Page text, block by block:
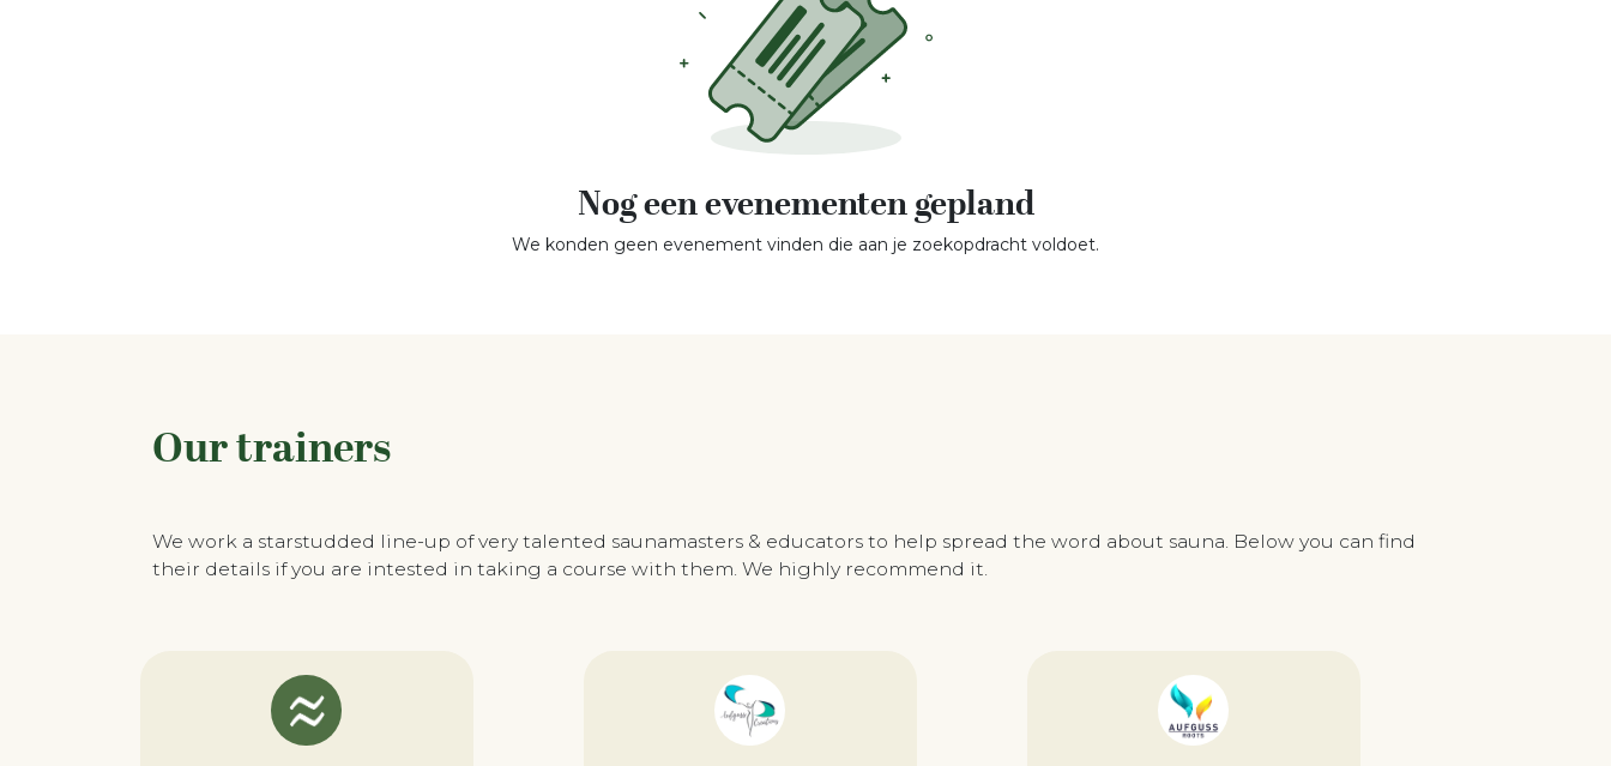
Nog een evenementen gepland
We konden geen evenement vinden die aan je zoekopdracht voldoet.
Our trainers
We work a starstudded line-up of very talented saunamasters & educators to help spread the word about sauna. Below you can find
their details if you are intested in taking a course with them. We highly recommend it.